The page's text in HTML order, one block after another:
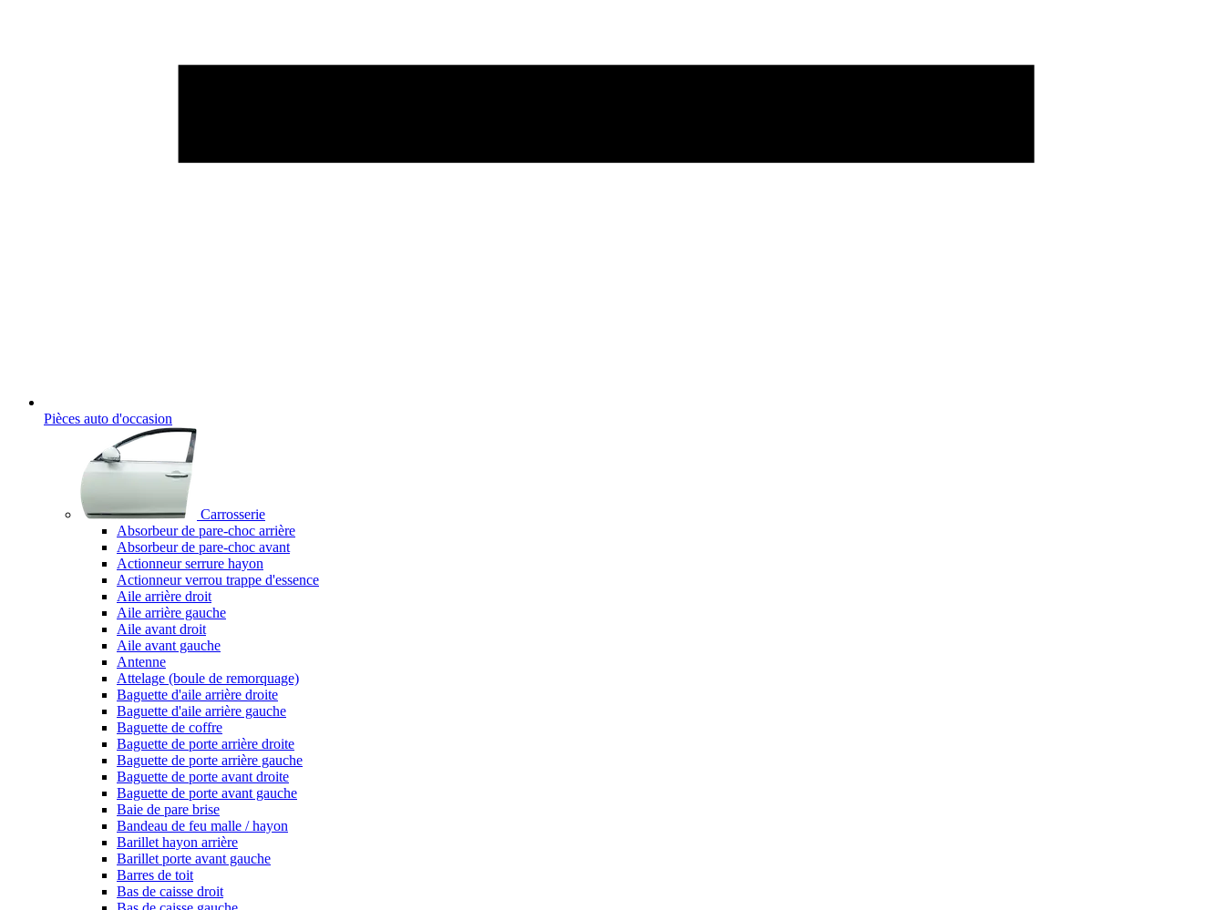
Pièces auto d'occasion
Carrosserie
Absorbeur de pare-choc arrière
Absorbeur de pare-choc avant
Actionneur serrure hayon
Actionneur verrou trappe d'essence
Aile arrière droit
Aile arrière gauche
Aile avant droit
Aile avant gauche
Antenne
Attelage (boule de remorquage)
Baguette d'aile arrière droite
Baguette d'aile arrière gauche
Baguette de coffre
Baguette de porte arrière droite
Baguette de porte arrière gauche
Baguette de porte avant droite
Baguette de porte avant gauche
Baie de pare brise
Bandeau de feu malle / hayon
Barillet hayon arrière
Barillet porte avant gauche
Barres de toit
Bas de caisse droit